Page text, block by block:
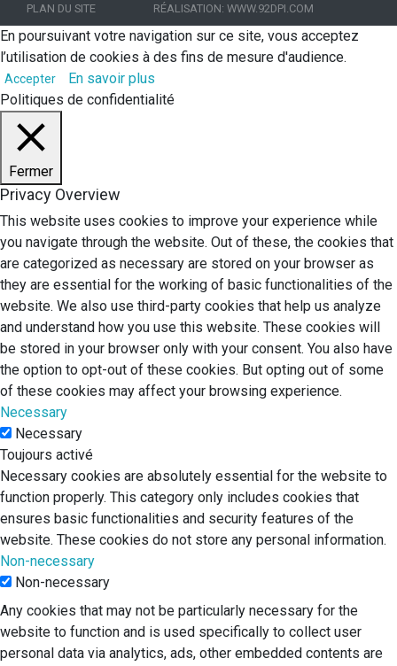
PLAN DU SITE
RÉALISATION: WWW.92DPI.COM
En poursuivant votre navigation sur ce site, vous acceptez
l’utilisation de cookies à des fins de mesure d'audience.
Accepter
En savoir plus
Politiques de confidentialité
Fermer
Privacy Overview
This website uses cookies to improve your experience while
you navigate through the website. Out of these, the cookies that
are categorized as necessary are stored on your browser as
they are essential for the working of basic functionalities of the
website. We also use third-party cookies that help us analyze
and understand how you use this website. These cookies will
be stored in your browser only with your consent. You also have
the option to opt-out of these cookies. But opting out of some
of these cookies may affect your browsing experience.
Necessary
Necessary
Toujours activé
Necessary cookies are absolutely essential for the website to
function properly. This category only includes cookies that
ensures basic functionalities and security features of the
website. These cookies do not store any personal information.
Non-necessary
Non-necessary
Any cookies that may not be particularly necessary for the
website to function and is used specifically to collect user
personal data via analytics, ads, other embedded contents are